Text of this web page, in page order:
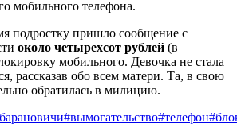
мобильного телефона.
подростку пришло сообщение с
около четырехсот рублей (в
мобильного. Девочка не стала
рассказав обо всем матери. Та, в свою
обратилась в милицию.
#вымогательство#телефон